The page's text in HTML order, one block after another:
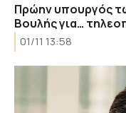
Πρώην υπουργός
Βουλής για…
01/11 13:58